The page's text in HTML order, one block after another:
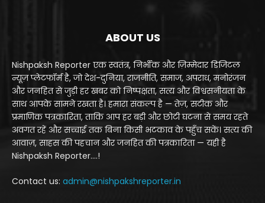
ABOUT US
Nishpaksh Reporter एक स्वतंत्र, निर्भीक और ज़िम्मेदार डिजिटल
न्यूज़ प्लेटफॉर्म है, जो देश-दुनिया, राजनीति, समाज, अपराध, मनोरंजन
और जनहित से जुड़ी हर खबर को निष्पक्षता, सत्य और विश्वसनीयता के
साथ आपके सामने रखता है। हमारा संकल्प है — तेज़, सटीक और
प्रमाणिक पत्रकारिता, ताकि आप हर बड़ी और छोटी घटना से समय रहते
अवगत रहें और सच्चाई तक बिना किसी भटकाव के पहुँच सकें। सत्य की
आवाज़, साहस की पहचान और जनहित की पत्रकारिता — यही है
Nishpaksh Reporter....!
Contact us: admin@nishpakshreporter.in